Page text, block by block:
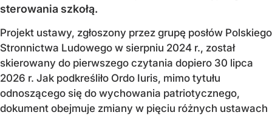
sterowania szkołą.
Projekt ustawy, zgłoszony przez grupę posłów Polskiego
Stronnictwa Ludowego w sierpniu 2024 r., został
skierowany do pierwszego czytania dopiero 30 lipca
2026 r. Jak podkreśliło Ordo Iuris, mimo tytułu
odnoszącego się do wychowania patriotycznego,
dokument obejmuje zmiany w pięciu różnych ustawach